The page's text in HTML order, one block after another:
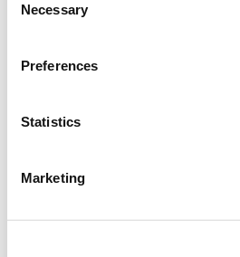
Selection
Necessary
Preferences
Statistics
Marketing
Deneyiminizi
planlanmış bakım
etmeyin, kısa süre